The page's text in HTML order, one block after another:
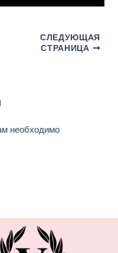
СЛЕДУЮЩАЯ
СТРАНИЦА
необходимо